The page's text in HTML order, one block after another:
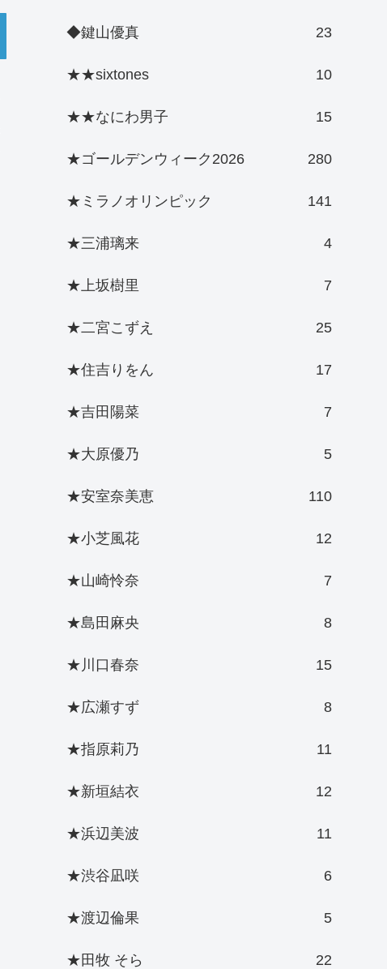
◆鍵山優真 23
★★sixtones 10
★★なにわ男子 15
★ゴールデンウィーク2026 280
★ミラノオリンピック 141
★三浦璃来 4
★上坂樹里 7
★二宮こずえ 25
★住吉りをん 17
★吉田陽菜 7
★大原優乃 5
★安室奈美恵 110
★小芝風花 12
★山崎怜奈 7
★島田麻央 8
★川口春奈 15
★広瀬すず 8
★指原莉乃 11
★新垣結衣 12
★浜辺美波 11
★渋谷凪咲 6
★渡辺倫果 5
★田牧 そら 22